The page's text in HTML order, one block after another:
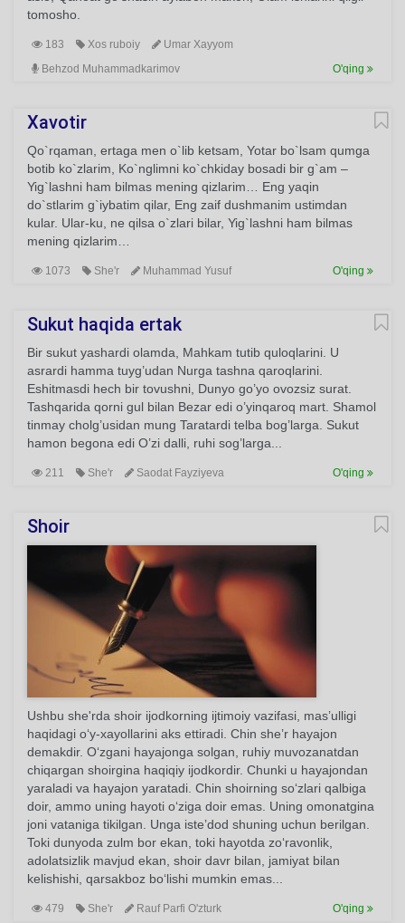
tomosho.
183 Xos ruboiy
Umar Xayyom
Behzod Muhammadkarimov
O'qing
Xavotir
Qo`rqaman, ertaga men o`lib ketsam, Yotar bo`lsam qumga
botib ko`zlarim, Ko`nglimni ko`chkiday bosadi bir g`am –
Yig`lashni ham bilmas mening qizlarim… Eng yaqin
do`stlarim g`iybatim qilar, Eng zaif dushmanim ustimdan
kular. Ular-ku, ne qilsa o`zlari bilar, Yig`lashni ham bilmas
mening qizlarim…
1073 She'r Muhammad Yusuf O'qing
Sukut haqida ertak
Bir sukut yashardi olamda, Mahkam tutib quloqlarini. U
asrardi hamma tuyg’udan Nurga tashna qaroqlarini.
Eshitmasdi hech bir tovushni, Dunyo go’yo ovozsiz surat.
Tashqarida qorni gul bilan Bezar edi o’yinqaroq mart. Shamol
tinmay cholg’usidan mung Taratardi telba bog’larga. Sukut
hamon begona edi O’zi dalli, ruhi sog’larga...
211 She'r Saodat Fayziyeva O'qing
Shoir
Ushbu she'rda shoir ijodkorning ijtimoiy vazifasi, mas’ulligi
haqidagi o‘y-xayollarini aks ettiradi. Chin she’r hayajon
demakdir. O‘zgani hayajonga solgan, ruhiy muvozanatdan
chiqargan shoirgina haqiqiy ijodkordir. Chunki u hayajondan
yaraladi va hayajon yaratadi. Chin shoirning so‘zlari qalbiga
doir, ammo uning hayoti o‘ziga doir emas. Uning omonatgina
joni vataniga tikilgan. Unga iste’dod shuning uchun berilgan.
Toki dunyoda zulm bor ekan, toki hayotda zo‘ravonlik,
adolatsizlik mavjud ekan, shoir davr bilan, jamiyat bilan
kelishishi, qarsakboz bo‘lishi mumkin emas...
479 She'r Rauf Parfi O'zturk O'qing